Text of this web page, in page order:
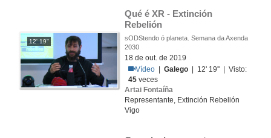
12' 19''
Qué é XR - Extinción
Rebelión
sODStendo ó planeta. Semana da Axenda
2030
18 de out. de 2019
Vídeo |Galego | 12' 19'' | Visto:
45 veces
Artai Fontaíña
Representante, Extinción Rebelión
Vigo